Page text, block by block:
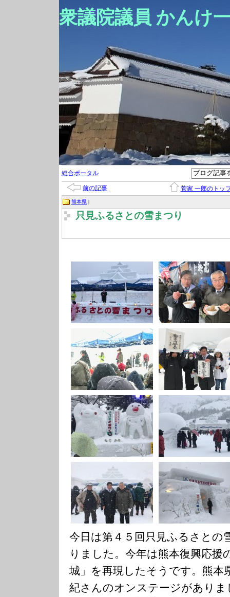
衆議院議員 かんけ
総合ポータル
前の記事 菅家 一郎のトッ
熊本県 |
只見ふるさとの雪まつり
今日は第４５回只見ふるさとの
りました。今年は熊本復興応援
城」を再現したそうです。熊本
紀さんのオンステージがあり